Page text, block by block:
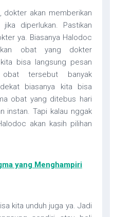
dokter akan memberikan
diperlukan. Pastikan
ya. Biasanya Halodoc
obat yang dokter
bisa langsung pesan
tersebut banyak
biasanya kita bisa
obat yang ditebus hari
instan. Tapi kalau nggak
akan kasih pilihan
yang Menghampiri
kita unduh juga ya. Jadi